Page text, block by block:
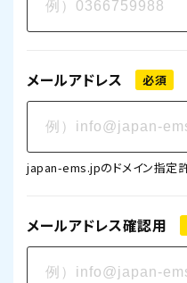
メールアドレス 必須
japan-ems.jpのドメイン指定
メールアドレス確認用